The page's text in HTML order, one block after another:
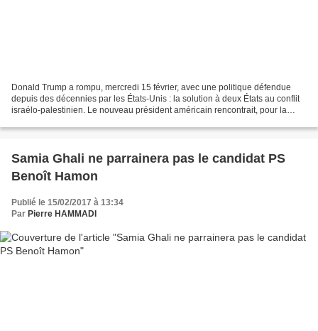
Donald Trump a rompu, mercredi 15 février, avec une politique défendue
depuis des décennies par les États-Unis : la solution à deux États au conflit
israélo-palestinien. Le nouveau président américain rencontrait, pour la
Samia Ghali ne parrainera pas le candidat PS
Benoît Hamon
Publié le 15/02/2017 à 13:34
Par Pierre HAMMADI